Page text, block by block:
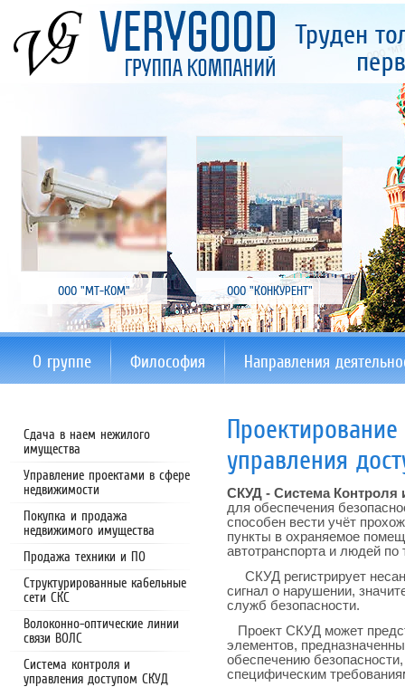
ООО "МТ-КОМ" ООО "КОНКУРЕНТ"
О группе Философия Направления
Сдача в наем нежилого
имущества
Управление проектами в сфере
недвижимости
Покупка и продажа
недвижимого имущества
Продажа техники и ПО
Структурированные кабельные
сети СКС
Волоконно-оптические линии
связи ВОЛС
Система контроля и
управления доступом СКУД
управления
СКУД - Система Контроля
для обеспечения
способен вести учёт
пункты в охраняемое
автотранспорта и людей по
СКУД регистрирует
сигнал о нарушении,
служб безопасности.
Проект СКУД может
элементов,
обеспечению
специфическим